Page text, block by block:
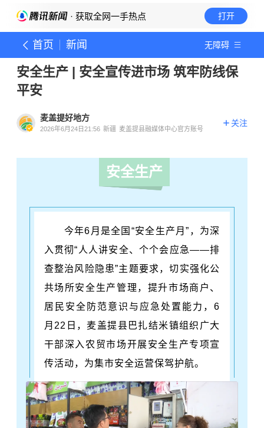
· 获取全网一手热点 打开
首页 新闻 无障碍
安全生产 | 安全宣传进市场 筑牢防线保
平安
麦盖提好地方
2026年6月24日21:56 新疆 麦盖提县融媒体中心官方账号
关注
安全生产
今年6月是全国“安全生产月”，为深
入贯彻“人人讲安全、个个会应急——排
查整治风险隐患‌”主题要求，切实强化公
共场所安全生产管理，提升市场商户、
居民安全防范意识与应急处置能力，6
月22日，麦盖提县巴扎结米镇组织广大
干部深入农贸市场开展安全生产专项宣
传活动，为集市安全运营保驾护航。